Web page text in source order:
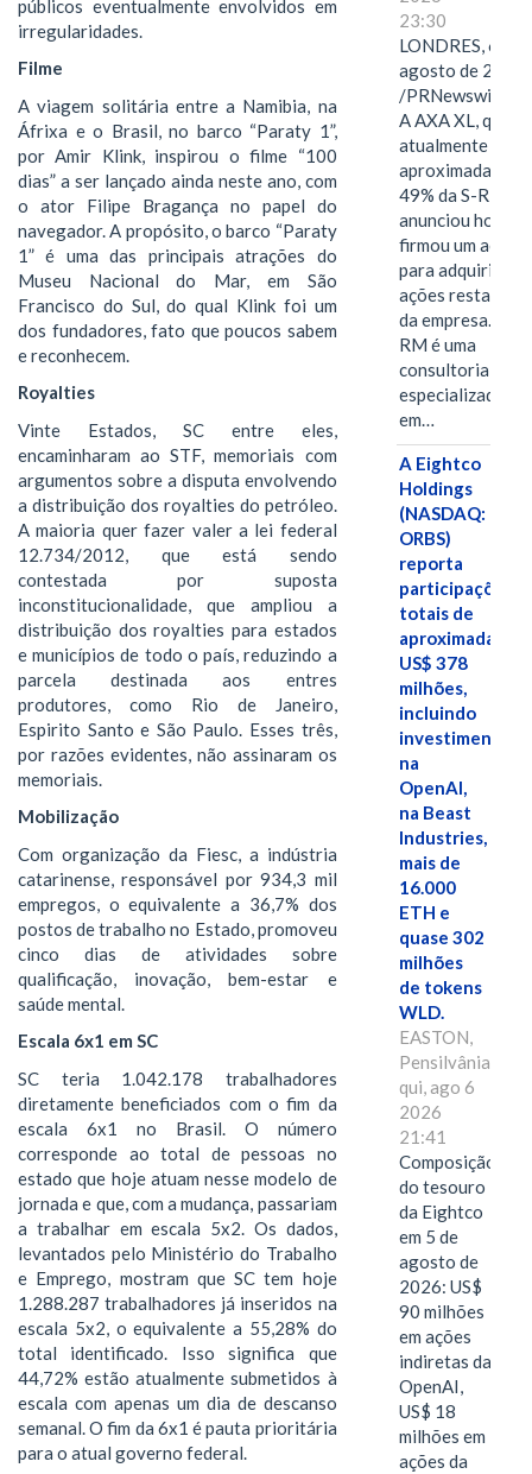
públicos eventualmente envolvidos em
irregularidades.
Filme
A viagem solitária entre a Namibia, na
Áfrixa e o Brasil, no barco “Paraty 1”,
por Amir Klink, inspirou o filme “100
dias” a ser lançado ainda neste ano, com
o ator Filipe Bragança no papel do
navegador. A propósito, o barco “Paraty
1” é uma das principais atrações do
Museu Nacional do Mar, em São
Francisco do Sul, do qual Klink foi um
dos fundadores, fato que poucos sabem
e reconhecem.
Royalties
Vinte Estados, SC entre eles,
encaminharam ao STF, memoriais com
argumentos sobre a disputa envolvendo
a distribuição dos royalties do petróleo.
A maioria quer fazer valer a lei federal
12.734/2012, que está sendo
contestada por suposta
inconstitucionalidade, que ampliou a
distribuição dos royalties para estados
e municípios de todo o país, reduzindo a
parcela destinada aos entres
produtores, como Rio de Janeiro,
Espirito Santo e São Paulo. Esses três,
por razões evidentes, não assinaram os
memoriais.
Mobilização
Com organização da Fiesc, a indústria
catarinense, responsável por 934,3 mil
empregos, o equivalente a 36,7% dos
postos de trabalho no Estado, promoveu
cinco dias de atividades sobre
qualificação, inovação, bem-estar e
saúde mental.
Escala 6x1 em SC
SC teria 1.042.178 trabalhadores
diretamente beneficiados com o fim da
escala 6x1 no Brasil. O número
corresponde ao total de pessoas no
estado que hoje atuam nesse modelo de
jornada e que, com a mudança, passariam
a trabalhar em escala 5x2. Os dados,
levantados pelo Ministério do Trabalho
e Emprego, mostram que SC tem hoje
1.288.287 trabalhadores já inseridos na
escala 5x2, o equivalente a 55,28% do
total identificado. Isso significa que
44,72% estão atualmente submetidos à
escala com apenas um dia de descanso
semanal. O fim da 6x1 é pauta prioritária
para o atual governo federal.
23:30
LONDRES, 6 de
agosto de 2026
/PRNewswire/ --
A AXA XL, que
atualmente
49% da S-RM,
anunciou hoje
firmou um
para adquirir as
ações restantes
da empresa. A S-
RM é uma
consultoria
especializada
em…
A Eightco
Holdings
(NASDAQ:
ORBS)
reporta
participações
totais de
US$ 378
milhões,
incluindo
investimentos
na
OpenAI,
na Beast
Industries,
mais de
16.000
ETH e
quase 302
milhões
de tokens
WLD.
EASTON,
Pensilvânia,
qui, ago 6
2026
21:41
Composição
do tesouro
da Eightco
em 5 de
agosto de
2026: US$
90 milhões
em ações
indiretas da
OpenAI,
US$ 18
milhões em
ações da